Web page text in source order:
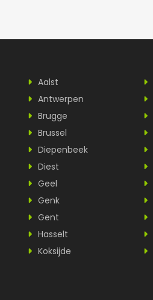
Aalst
Antwerpen
Brugge
Brussel
Diepenbeek
Diest
Geel
Genk
Gent
Hasselt
Koksijde